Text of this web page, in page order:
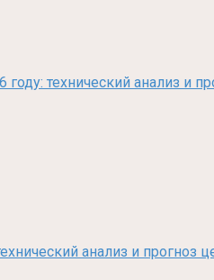
году: технический анализ и
анализ и